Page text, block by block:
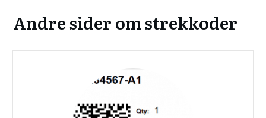
Andre sider om strekkoder